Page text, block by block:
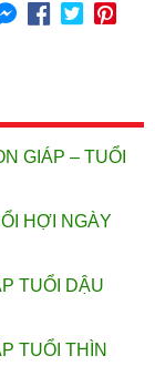
GIÁP – TUỔI
HỢI NGÀY
TUỔI DẬU
TUỔI THÌN